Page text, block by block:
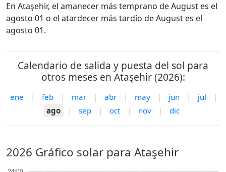
En Ataşehir, el amanecer más temprano de August es el
agosto 01 o el atardecer más tardío de August es el
agosto 01.
Calendario de salida y puesta del sol para
otros meses en Ataşehir (2026):
ene | feb | mar | abr | may | jun | jul
|
ago
| sep | oct | nov | dic
2026 Gráfico solar para Ataşehir